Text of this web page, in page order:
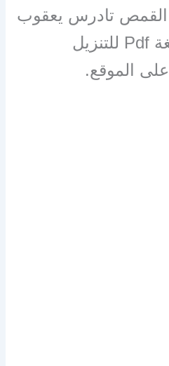
القمص تادرس يعقوب
ملطي. الكتاب بصيغة Pdf للتنزيل
على الموقع.